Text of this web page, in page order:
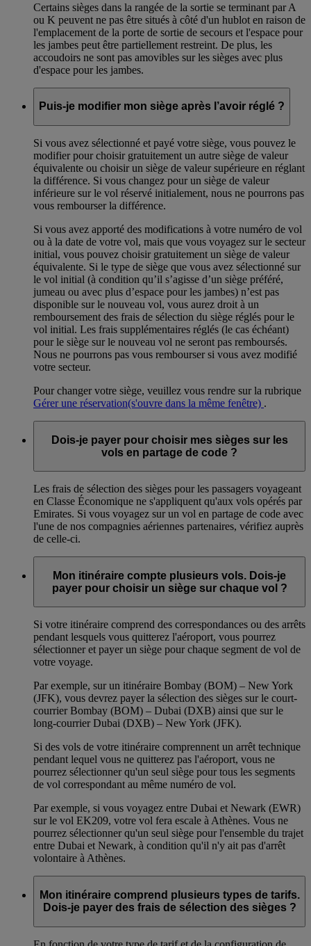
Certains sièges dans la rangée de la sortie se terminant par A
ou K peuvent ne pas être situés à côté d'un hublot en raison de
l'emplacement de la porte de sortie de secours et l'espace pour
les jambes peut être partiellement restreint. De plus, les
accoudoirs ne sont pas amovibles sur les sièges avec plus
d'espace pour les jambes.
Puis-je modifier mon siège après l’avoir réglé ?
Si vous avez sélectionné et payé votre siège, vous pouvez le
modifier pour choisir gratuitement un autre siège de valeur
équivalente ou choisir un siège de valeur supérieure en réglant
la différence. Si vous changez pour un siège de valeur
inférieure sur le vol réservé initialement, nous ne pourrons pas
vous rembourser la différence.
Si vous avez apporté des modifications à votre numéro de vol
ou à la date de votre vol, mais que vous voyagez sur le secteur
initial, vous pouvez choisir gratuitement un siège de valeur
équivalente. Si le type de siège que vous avez sélectionné sur
le vol initial (à condition qu’il s’agisse d’un siège préféré,
jumeau ou avec plus d’espace pour les jambes) n’est pas
disponible sur le nouveau vol, vous aurez droit à un
remboursement des frais de sélection du siège réglés pour le
vol initial. Les frais supplémentaires réglés (le cas échéant)
pour le siège sur le nouveau vol ne seront pas remboursés.
Nous ne pourrons pas vous rembourser si vous avez modifié
votre secteur.
Pour changer votre siège, veuillez vous rendre sur la rubrique
Gérer une réservation(s'ouvre dans la même fenêtre) .
Dois-je payer pour choisir mes sièges sur les
vols en partage de code ?
Les frais de sélection des sièges pour les passagers voyageant
en Classe Économique ne s'appliquent qu'aux vols opérés par
Emirates. Si vous voyagez sur un vol en partage de code avec
l'une de nos compagnies aériennes partenaires, vérifiez auprès
de celle-ci.
Mon itinéraire compte plusieurs vols. Dois-je
payer pour choisir un siège sur chaque vol ?
Si votre itinéraire comprend des correspondances ou des arrêts
pendant lesquels vous quitterez l'aéroport, vous pourrez
sélectionner et payer un siège pour chaque segment de vol de
votre voyage.
Par exemple, sur un itinéraire Bombay (BOM) – New York
(JFK), vous devrez payer la sélection des sièges sur le court-
courrier Bombay (BOM) – Dubai (DXB) ainsi que sur le
long-courrier Dubai (DXB) – New York (JFK).
Si des vols de votre itinéraire comprennent un arrêt technique
pendant lequel vous ne quitterez pas l'aéroport, vous ne
pourrez sélectionner qu'un seul siège pour tous les segments
de vol correspondant au même numéro de vol.
Par exemple, si vous voyagez entre Dubai et Newark (EWR)
sur le vol EK209, votre vol fera escale à Athènes. Vous ne
pourrez sélectionner qu'un seul siège pour l'ensemble du trajet
entre Dubai et Newark, à condition qu'il n'y ait pas d'arrêt
volontaire à Athènes.
Mon itinéraire comprend plusieurs types de tarifs.
Dois-je payer des frais de sélection des sièges ?